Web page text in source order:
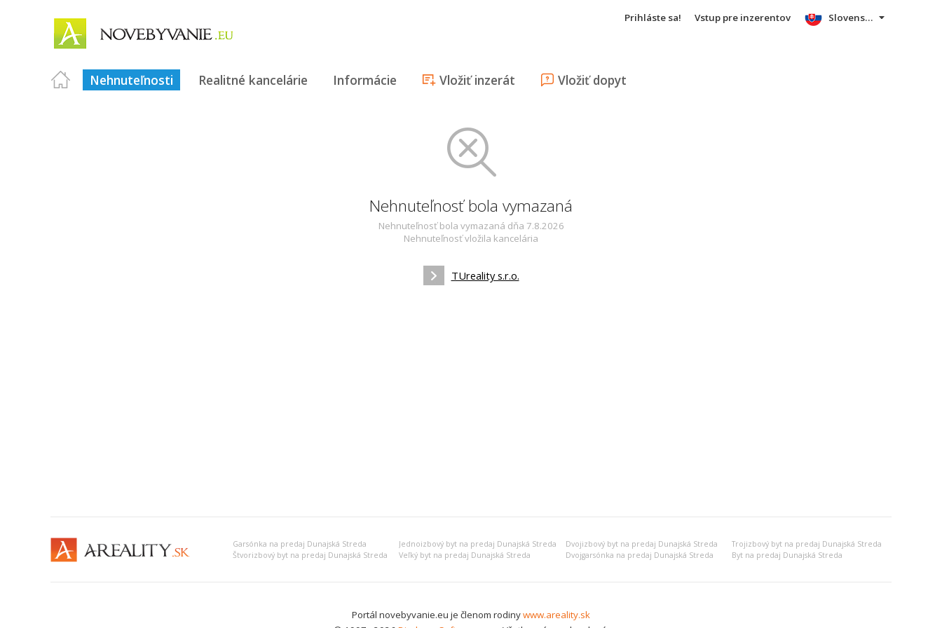
Prihláste sa! Vstup pre inzerentov
Nehnuteľnosti Realitné kancelárie Informácie Vložiť inzerát Vložiť dopyt
Slovensky
Nehnuteľnosť bola vymazaná
Nehnuteľnosť bola vymazaná dňa 7.8.2026
Nehnuteľnosť vložila kancelária
TUreality s.r.o.
Garsónka na predaj Dunajská Streda Jednoizbový byt na predaj Dunajská Streda Dvojizbový byt na predaj Dunajská Streda
Trojizbový byt na predaj Dunajská Streda
Štvorizbový byt na predaj Dunajská Streda
Veľký byt na predaj Dunajská Streda Dvojgarsónka na predaj Dunajská Streda Byt na predaj Dunajská Streda
Portál novebyvanie.eu je členom rodinywww.areality.sk